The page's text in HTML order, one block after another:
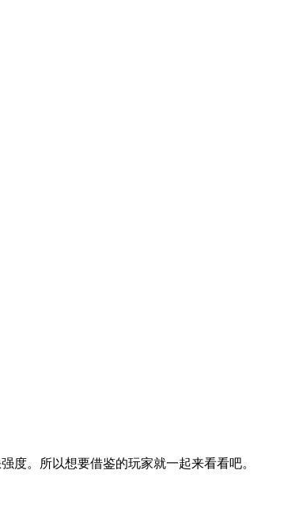
。所以想要借鉴的玩家就一起来看看吧。